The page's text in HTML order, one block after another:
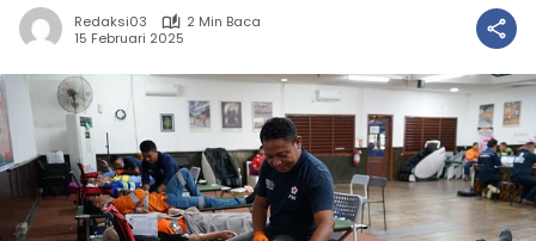
Redaksi03
2 Min Baca
15 Februari 2025